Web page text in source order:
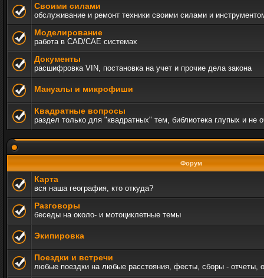
Своими силами
обслуживание и ремонт техники своими силами и
Моделирование
работа в CAD/CAE системах
Документы
расшифровка VIN, постановка на учет и прочие дела закона
Мануалы и микрофиши
Квадратные вопросы
раздел только для "квадратных" тем, библиотека глупых и не
Форум
Карта
вся наша география, кто откуда?
Разговоры
беседы на около- и мотоциклетные темы
Экипировка
Поездки и встречи
любые поездки на любые расстояния, фесты, сборы - отчеты,